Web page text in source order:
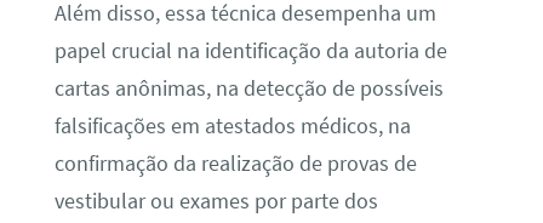
Além disso, essa técnica desempenha um
papel crucial na identificação da autoria de
cartas anônimas, na detecção de possíveis
falsificações em atestados médicos, na
confirmação da realização de provas de
vestibular ou exames por parte dos